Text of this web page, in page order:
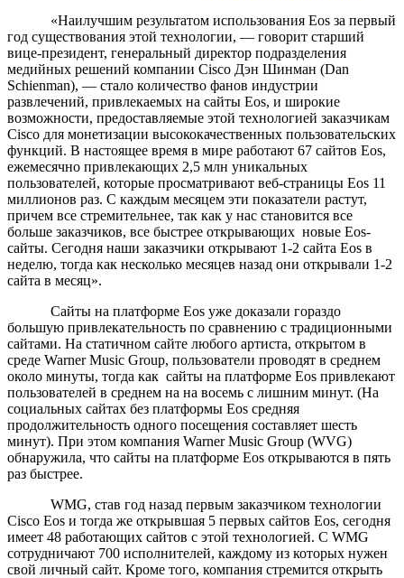
«Наилучшим результатом использования Eos за первый
год существования этой технологии, — говорит старший
вице-президент, генеральный директор подразделения
медийных решений компании Cisco Дэн Шинман (Dan
Schienman), — стало количество фанов индустрии
развлечений, привлекаемых на сайты Eos, и широкие
возможности, предоставляемые этой технологией заказчикам
Cisco для монетизации высококачественных пользовательских
функций. В настоящее время в мире работают 67 сайтов Eos,
ежемесячно привлекающих 2,5 млн уникальных
пользователей, которые просматривают веб-страницы Eos 11
миллионов раз. С каждым месяцем эти показатели растут,
причем все стремительнее, так как у нас становится все
больше заказчиков, все быстрее открывающих новые Eos-
сайты. Сегодня наши заказчики открывают 1-2 сайта Eos в
неделю, тогда как несколько месяцев назад они открывали 1-2
сайта в месяц».
Сайты на платформе Eos уже доказали гораздо
большую привлекательность по сравнению с традиционными
сайтами. На статичном сайте любого артиста, открытом в
среде Warner Music Group, пользователи проводят в среднем
около минуты, тогда как сайты на платформе Eos привлекают
пользователей в среднем на на восемь с лишним минут. (На
социальных сайтах без платформы Eos средняя
продолжительность одного посещения составляет шесть
минут). При этом компания Warner Music Group (WVG)
обнаружила, что сайты на платформе Eos открываются в пять
раз быстрее.
WMG, став год назад первым заказчиком технологии
Cisco Eos и тогда же открывшая 5 первых сайтов Eos, сегодня
имеет 48 работающих сайтов с этой технологией. С WMG
сотрудничают 700 исполнителей, каждому из которых нужен
свой личный сайт. Кроме того, компания стремится открыть